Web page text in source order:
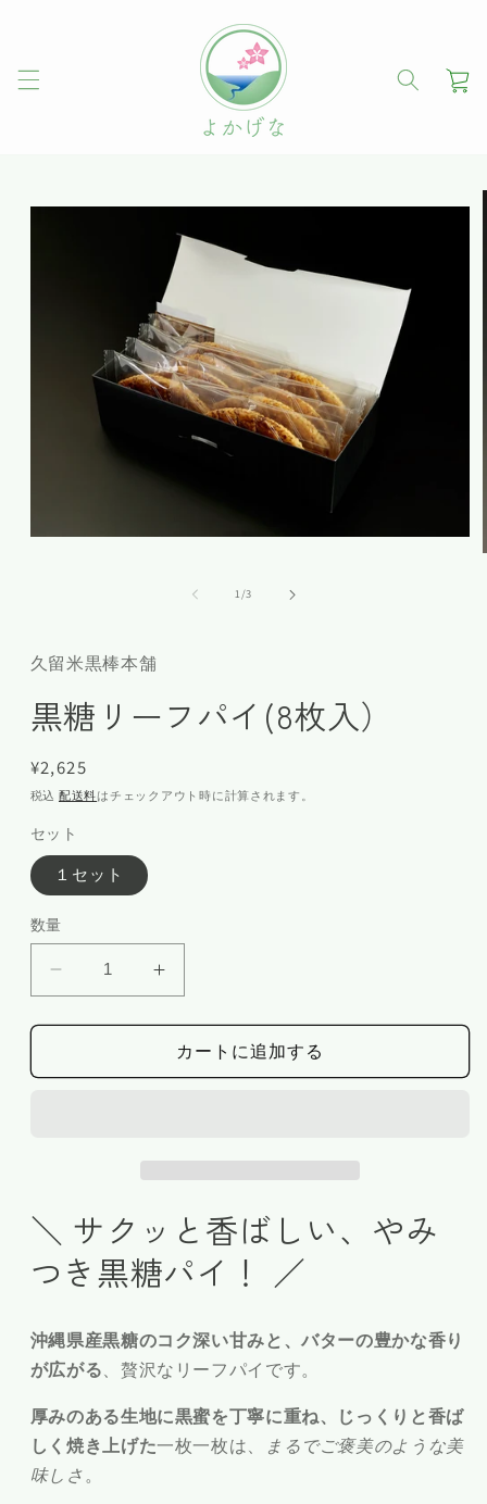
ー
報にス
1/の
3
久留米黒棒本舗
黒糖リーフパイ(8枚入）
通
常
格
¥2,625
税込 配送料はチェックアウト時に計算されます。
セット
１セット
数量
入）
の
数
を
減
す
黒
ー
(8
入）
の
数
を
増
す
カートに追加する
＼ サクッと香ばしい、やみ
つき黒糖パイ！ ／
沖縄県産黒糖のコク深い甘みと、バターの豊かな香り
が広がる、贅沢なリーフパイです。
厚みのある生地に黒蜜を丁寧に重ね、じっくりと香ば
しく焼き上げた一枚一枚は、
まるでご褒美のような美
味しさ。